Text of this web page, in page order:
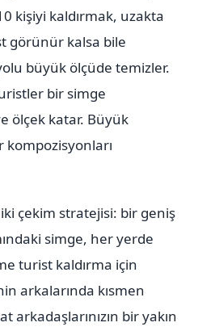
kişiyi kaldırmak, uzakta
görünür kalsa bile
büyük ölçüde temizler.
bir simge
ölçek katar. Büyük
kompozisyonları
çekim stratejisi: bir geniş
simge, her yerde
turist kaldırma için
arkalarında kısmen
bir yakın